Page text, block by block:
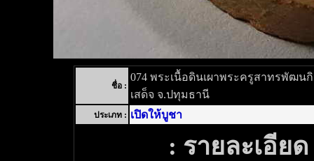
ชื่อ :
074 พระเนื้อดินเผาพระครูสาทรพัฒน
เสด็จ จ.ปทุมธานี
ประเภท : เปิดให้บูชา
: รายละเอีย